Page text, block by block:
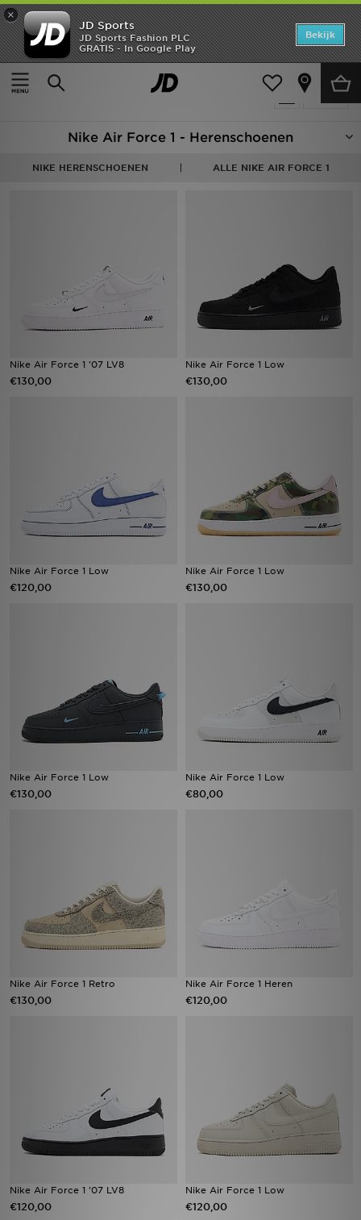
×
JD Sports
JD Sports Fashion PLC
GRATIS - In Google Play
Bekijk
Thuis
Heren
Producten 35
Nike Air Force 1 - Herenschoenen
NIKE HERENSCHOENEN ALLE NIKE AIR FORCE 1
Nike Air Force 1 '07 LV8
€130,00
Nike Air Force 1 Low
€130,00
Nike Air Force 1 Low
€120,00
Nike Air Force 1 Low
€130,00
Nike Air Force 1 Low
€130,00
Nike Air Force 1 Low
€80,00
Nike Air Force 1 Retro
€130,00
Nike Air Force 1 Heren
€120,00
Nike Air Force 1 '07 LV8
€120,00
Nike Air Force 1 Low
€120,00
Home
Offers
Dames
Merken
Klantenservice
Wie wij zijn